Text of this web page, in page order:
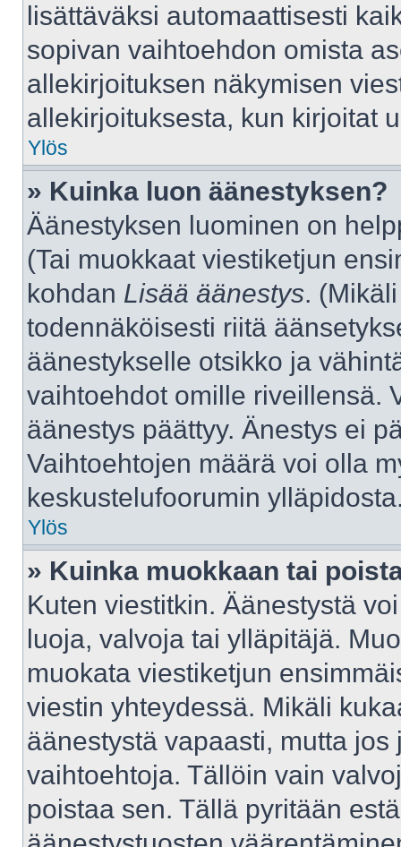
lisättäväksi automaattisesti
sopivan vaihtoehdon omista
allekirjoituksen näkymisen
allekirjoituksesta, kun kirjoitat
Ylös
» Kuinka luon äänestyksen?
Äänestyksen luominen on
(Tai muokkaat viestiketjun
kohdan Lisää äänestys.
todennäköisesti riitä
äänestykselle otsikko ja
vaihtoehdot omille riveillensä.
äänestys päättyy. Änestys ei
Vaihtoehtojen määrä voi olla
keskustelufoorumin
Ylös
» Kuinka muokkaan tai
Kuten viestitkin. Äänestystä
luoja, valvoja tai ylläpitäjä.
muokata viestiketjun
viestin yhteydessä. Mikäli
äänestystä vapaasti, mutta
vaihtoehtoja. Tällöin vain
poistaa sen. Tällä pyritään